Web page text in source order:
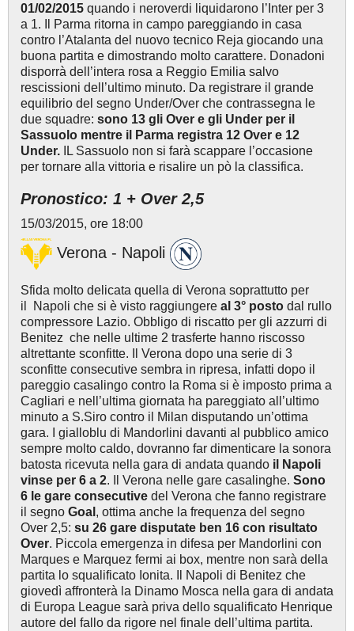
01/02/2015 quando i neroverdi liquidarono l’Inter per 3
a 1. Il Parma ritorna in campo pareggiando in casa
contro l’Atalanta del nuovo tecnico Reja giocando una
buona partita e dimostrando molto carattere. Donadoni
disporrà dell’intera rosa a Reggio Emilia salvo
rescissioni dell’ultimo minuto. Da registrare il grande
equilibrio del segno Under/Over che contrassegna le
due squadre: sono 13 gli Over e gli Under per il
Sassuolo mentre il Parma registra 12 Over e 12
Under. IL Sassuolo non si farà scappare l’occasione
per tornare alla vittoria e risalire un pò la classifica.
Pronostico: 1 + Over 2,5
15/03/2015, ore 18:00
Verona - Napoli
Sfida molto delicata quella di Verona soprattutto per
il Napoli che si è visto raggiungere al 3° posto dal rullo
compressore Lazio. Obbligo di riscatto per gli azzurri di
Benitez che nelle ultime 2 trasferte hanno riscosso
altrettante sconfitte. Il Verona dopo una serie di 3
sconfitte consecutive sembra in ripresa, infatti dopo il
pareggio casalingo contro la Roma si è imposto prima a
Cagliari e nell’ultima giornata ha pareggiato all’ultimo
minuto a S.Siro contro il Milan disputando un’ottima
gara. I gialloblu di Mandorlini davanti al pubblico amico
sempre molto caldo, dovranno far dimenticare la sonora
batosta ricevuta nella gara di andata quando il Napoli
vinse per 6 a 2. Il Verona nelle gare casalinghe. Sono
6 le gare consecutive del Verona che fanno registrare
il segno Goal , ottima anche la frequenza del segno
Over 2,5: su 26 gare disputate ben 16 con risultato
Over. Piccola emergenza in difesa per Mandorlini con
Marques e Marquez fermi ai box, mentre non sarà della
partita lo squalificato Ionita. Il Napoli di Benitez che
giovedì affronterà la Dinamo Mosca nella gara di andata
di Europa League sarà priva dello squalificato Henrique
autore del fallo da rigore nel finale dell’ultima partita.